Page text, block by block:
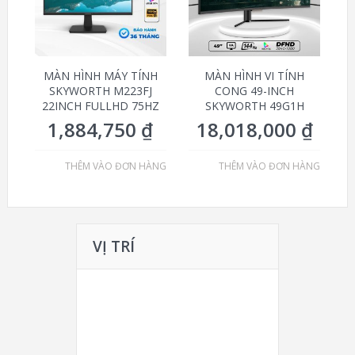
MÀN HÌNH MÁY TÍNH
SKYWORTH M223FJ
22INCH FULLHD 75HZ
1,884,750 ₫
THÊM VÀO ĐƠN HÀNG
MÀN HÌNH VI TÍNH
CONG 49-INCH
SKYWORTH 49G1H
18,018,000 ₫
THÊM VÀO ĐƠN HÀNG
VỊ TRÍ